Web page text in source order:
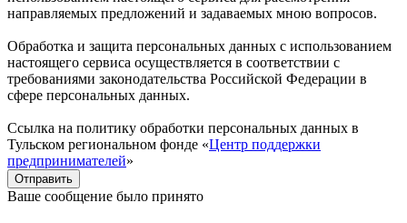
направляемых предложений и задаваемых мною вопросов.
Обработка и защита персональных данных с использованием
настоящего сервиса осуществляется в соответствии с
требованиями законодательства Российской Федерации в
сфере персональных данных.
Ссылка на политику обработки персональных данных в
Тульском региональном фонде «Центр поддержки
предпринимателей»
Отправить
Ваше сообщение было принято